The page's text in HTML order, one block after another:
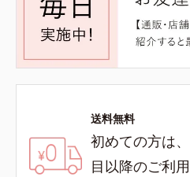
送料無料
初めての方は
目以降のご利